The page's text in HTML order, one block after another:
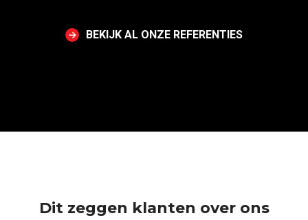
BEKIJK AL ONZE REFERENTIES
Dit zeggen klanten over ons